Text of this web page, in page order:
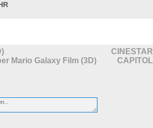
CINESTAR
CAPITOL